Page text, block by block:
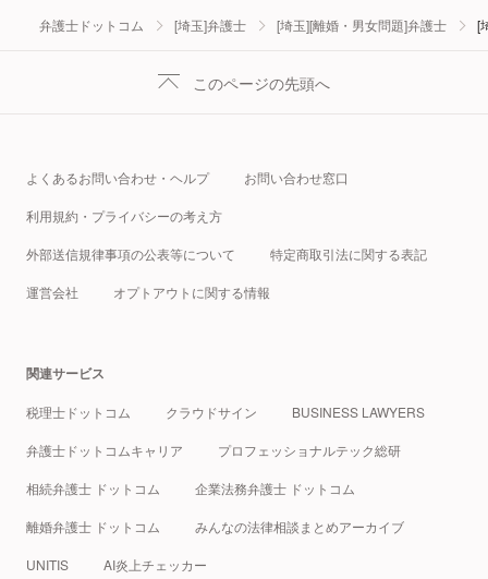
弁護士ドットコム [埼玉]弁護士 [埼玉][離婚・男女問題]弁護士 [
このページの先頭へ
よくあるお問い合わせ・ヘルプ お問い合わせ窓口
利用規約・プライバシーの考え方
外部送信規律事項の公表等について 特定商取引法に関する表記
運営会社 オプトアウトに関する情報
関連サービス
税理士ドットコム クラウドサイン BUSINESS LAWYERS
弁護士ドットコムキャリア プロフェッショナルテック総研
相続弁護士 ドットコム 企業法務弁護士 ドットコム
離婚弁護士 ドットコム みんなの法律相談まとめアーカイブ
UNITIS AI炎上チェッカー